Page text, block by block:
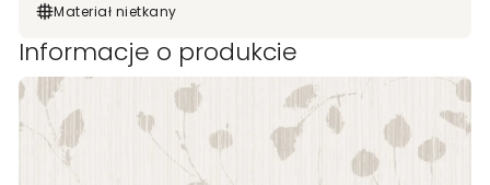
Materiał nietkany
Informacje o produkcie